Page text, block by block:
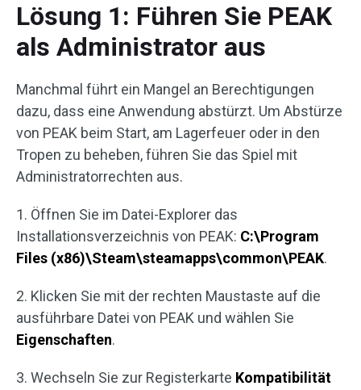
Lösung 1: Führen Sie PEAK
als Administrator aus
Manchmal führt ein Mangel an Berechtigungen
dazu, dass eine Anwendung abstürzt. Um Abstürze
von PEAK beim Start, am Lagerfeuer oder in den
Tropen zu beheben, führen Sie das Spiel mit
Administratorrechten aus.
1. Öffnen Sie im Datei-Explorer das
Installationsverzeichnis von PEAK: C:\Program
Files (x86)\Steam\steamapps\common\PEAK.
2. Klicken Sie mit der rechten Maustaste auf die
ausführbare Datei von PEAK und wählen Sie
Eigenschaften.
3. Wechseln Sie zur Registerkarte Kompatibilität